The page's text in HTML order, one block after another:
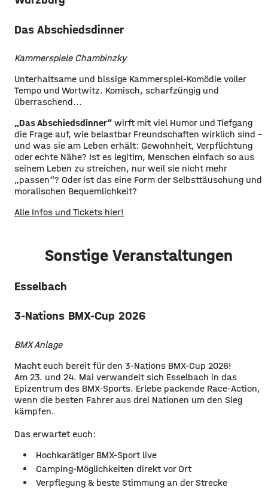
Das Abschiedsdinner
Kammerspiele Chambinzky
Unterhaltsame und bissige Kammerspiel-Komödie voller
Tempo und Wortwitz. Komisch, scharfzüngig und
überraschend...
„Das Abschiedsdinner“ wirft mit viel Humor und Tiefgang
die Frage auf, wie belastbar Freundschaften wirklich sind –
und was sie am Leben erhält: Gewohnheit, Verpflichtung
oder echte Nähe? Ist es legitim, Menschen einfach so aus
seinem Leben zu streichen, nur weil sie nicht mehr
„passen“? Oder ist das eine Form der Selbsttäuschung und
moralischen Bequemlichkeit?
Alle Infos und Tickets hier!
Sonstige Veranstaltungen
Esselbach
3-Nations BMX-Cup 2026
BMX Anlage
Macht euch bereit für den 3-Nations BMX-Cup 2026!
Am 23. und 24. Mai verwandelt sich Esselbach in das
Epizentrum des BMX-Sports. Erlebe packende Race-Action,
wenn die besten Fahrer aus drei Nationen um den Sieg
kämpfen.
Das erwartet euch:
Hochkarätiger BMX-Sport live
Camping-Möglichkeiten direkt vor Ort
Verpflegung & beste Stimmung an der Strecke